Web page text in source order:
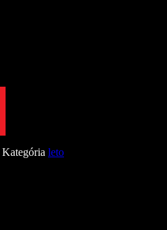
Kategória leto